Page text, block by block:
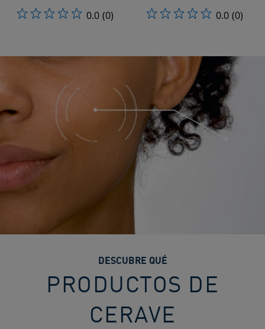
0.0 (0) 0.0 (0)
DESCUBRE QUÉ
PRODUCTOS DE
CERAVE